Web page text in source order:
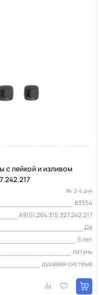
с лейкой и изливом
2-4 дня
83554
A9151.264.315.327.242.217
Да
5 лет
латунь
душевая система